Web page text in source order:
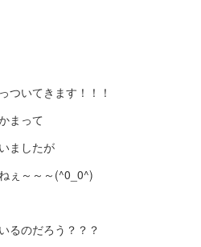
ついてきます！！！
まって
ましたが
ぇ～～～(^0_0^)
るのだろう？？？